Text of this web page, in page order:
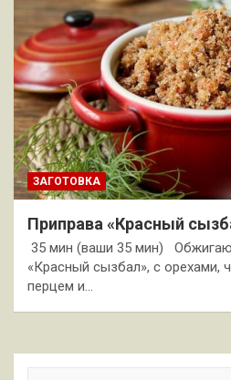
ЗАГОТОВКА
Приправа «Красный
35 мин (ваши 35 мин)
«Красный сызбал», с орехами,
перцем и…